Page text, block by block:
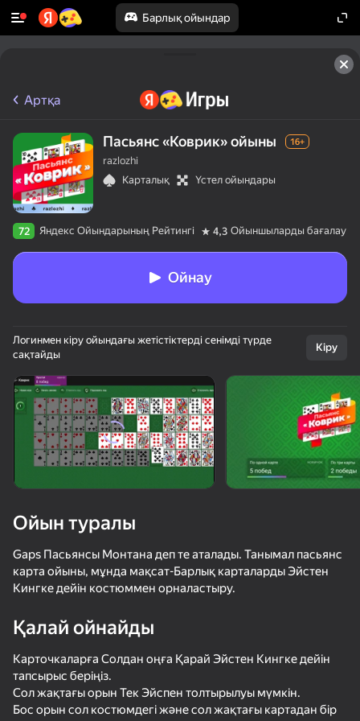
Барлық ойындар
Құрылғыны бұрыңыз
Ойын тек көлденең
бағдарда ғана істейді
ОЙНАУ
Судоку
75
ФутДрафт
Block Blast 2048
Пасьянс
Артқа
Пасьянс «Коврик» ойыны 16+
razlozhi
Карталық
Үстел ойындары
72 Яндекс Ойындарының Рейтингі 4,3 Ойыншыларды бағалау
Ойнау
Логинмен кіру ойындағы жетістіктерді сенімді түрде
сақтайды
Кіру
Ойын туралы
Gaps Пасьянсы Монтана деп те аталады. Танымал пасьянс
карта ойыны, мұнда мақсат-Барлық карталарды Эйстен
Кингке дейін костюммен орналастыру.
Қалай ойнайды
Карточкаларға Солдан оңға Қарай Эйстен Кингке дейін
тапсырыс беріңіз.
Сол жақтағы орын Тек Эйспен толтырылуы мүмкін.
Бос орын сол костюмдегі және сол жақтағы картадан бір